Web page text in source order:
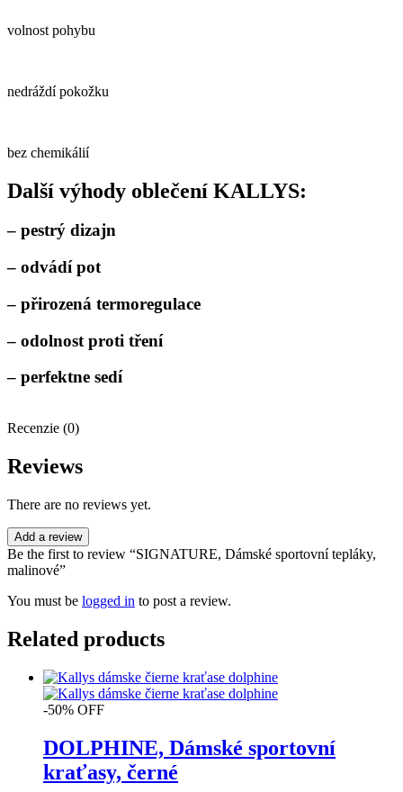
volnost pohybu
nedráždí pokožku
bez chemikálií
Další výhody oblečení KALLYS:
– pestrý dizajn
– odvádí pot
– přirozená termoregulace
– odolnost proti tření
– perfektne sedí
Recenzie (0)
Reviews
There are no reviews yet.
Add a review
Be the first to review “SIGNATURE, Dámské sportovní tepláky,
malinové”
You must be logged in to post a review.
Related products
-50% OFF
DOLPHINE, Dámské sportovní
kraťasy, černé